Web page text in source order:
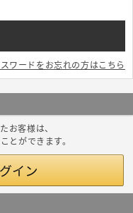
ワードをお忘れの方はこちら
お客様は、
とができます。